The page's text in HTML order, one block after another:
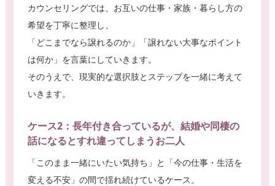
カウンセリングでは、お互いの仕事・家族・暮らし方の
希望を丁寧に整理し、
「どこまでなら譲れるのか」「譲れない大事なポイント
は何か」を言葉にしていきます。
そのうえで、現実的な選択肢とステップを一緒に考えて
いきます。
ケース2：長年付き合っているが、結婚や同棲の
話になるとすれ違ってしまうお二人
「このまま一緒にいたい気持ち」と「今の仕事・生活を
変える不安」の間で揺れ続けているケース。